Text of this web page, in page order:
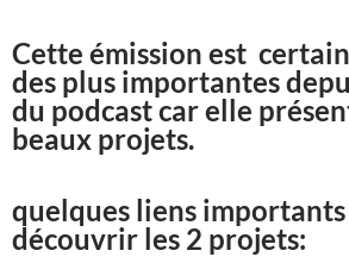
Cette émission est
des plus importantes
du podcast car elle
beaux projets.
quelques liens
découvrir les 2 projets: